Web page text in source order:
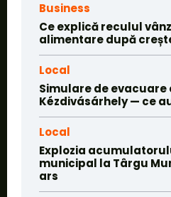
Business
Ce explică reculul
alimentare după
Local
Simulare de evacuare
Kézdivásárhely — ce
Local
Explozia
municipal la Târgu
ars